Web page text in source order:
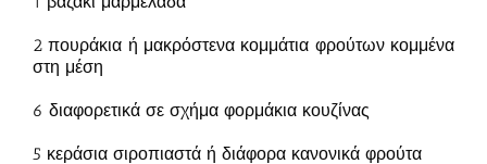
2 πουράκια ή μακρόστενα κομμάτια φρούτων κομμένα
στη μέση
6 διαφορετικά σε σχήμα φορμάκια κουζίνας
5 κεράσια σιροπιαστά ή διάφορα κανονικά φρούτα